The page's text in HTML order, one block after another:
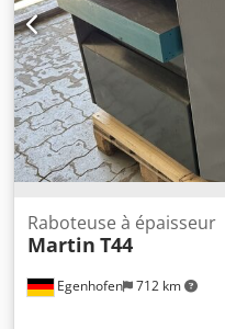
x l x H) - Poids de
transport [pcs] : 1
indiqué s’entend hors
marge : TVA déductible
Csdpfxewnhyzj Ah Tsha
tout moment pour tout
Diebels
Egenhofen 712 km
Raboteuse à épaisseur
Martin T44